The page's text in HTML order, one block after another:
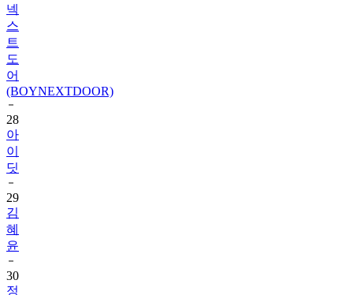
넥
스
트
도
어
(BOYNEXTDOOR)
28
아
이
딧
29
김
혜
윤
30
정